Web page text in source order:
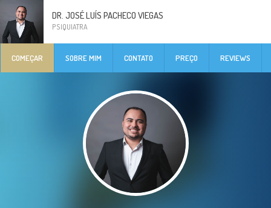
DR. JOSÉ LUÍS PACHECO VIEGAS
PSIQUIATRA
COMEÇAR SOBRE MIM CONTATO PREÇO REVIEWS